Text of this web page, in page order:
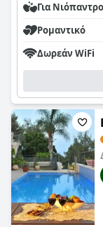
Για
Ρομαντικό
Δωρεάν WiFi